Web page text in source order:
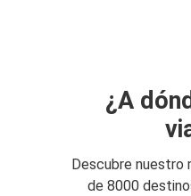
¿A
Descubre nuestro
de 8000